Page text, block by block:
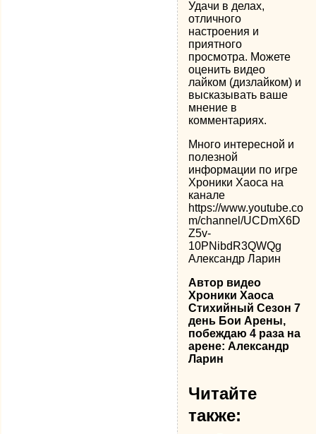
Удачи в делах,
отличного
настроения и
приятного
просмотра. Можете
оценить видео
лайком (дизлайком) и
высказывать ваше
мнение в
комментариях.
Много интересной и
полезной
информации по игре
Хроники Хаоса на
канале
https://www.youtube.co
m/channel/UCDmX6D
Z5v-
10PNibdR3QWQg
Александр Ларин
Автор видео
Хроники Хаоса
Стихийный Сезон 7
день Бои Арены,
побеждаю 4 раза на
арене: Александр
Ларин
Читайте
также: